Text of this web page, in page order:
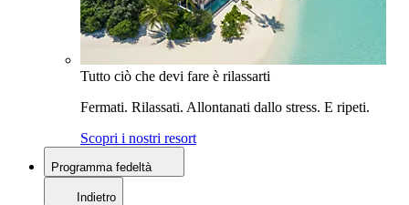
Tutto ciò che devi fare è rilassarti
Fermati. Rilassati. Allontanati dallo stress. E ripeti.
Scopri i nostri resort
Programma fedeltà
Indietro